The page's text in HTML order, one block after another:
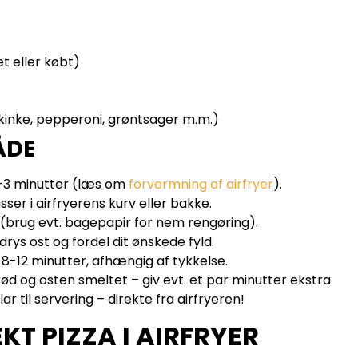
eller købt)
pepperoni, grøntsager m.m.)
3 minutter (læs om forvarmning af airfryer).
i airfryerens kurv eller bakke.
evt. bagepapir for nem rengøring).
ost og fordel dit ønskede fyld.
8-12 minutter, afhængig af tykkelse.
og osten smeltet – giv evt. et par minutter ekstra.
til servering – direkte fra airfryeren!
PIZZA I AIRFRYER